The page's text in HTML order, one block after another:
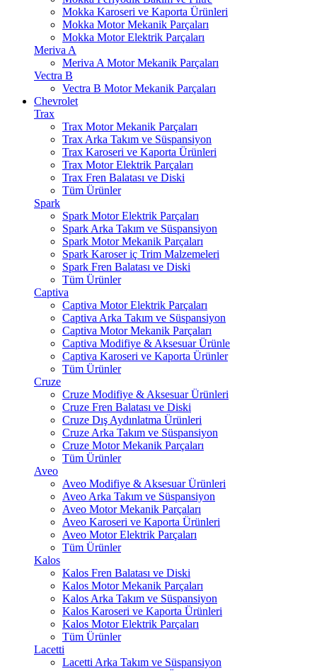
Mokka Karoseri ve Kaporta Ürünleri
Mokka Motor Mekanik Parçaları
Mokka Motor Elektrik Parçaları
Meriva A
Meriva A Motor Mekanik Parçaları
Vectra B
Vectra B Motor Mekanik Parçaları
Chevrolet
Trax
Trax Motor Mekanik Parçaları
Trax Arka Takım ve Süspansiyon
Trax Karoseri ve Kaporta Ürünleri
Trax Motor Elektrik Parçaları
Trax Fren Balatası ve Diski
Tüm Ürünler
Spark
Spark Motor Elektrik Parçaları
Spark Arka Takım ve Süspansiyon
Spark Motor Mekanik Parçaları
Spark Karoser iç Trim Malzemeleri
Spark Fren Balatası ve Diski
Tüm Ürünler
Captiva
Captiva Motor Elektrik Parçaları
Captiva Arka Takım ve Süspansiyon
Captiva Motor Mekanik Parçaları
Captiva Modifiye & Aksesuar Ürünle
Captiva Karoseri ve Kaporta Ürünler
Tüm Ürünler
Cruze
Cruze Modifiye & Aksesuar Ürünleri
Cruze Fren Balatası ve Diski
Cruze Dış Aydınlatma Ürünleri
Cruze Arka Takım ve Süspansiyon
Cruze Motor Mekanik Parçaları
Tüm Ürünler
Aveo
Aveo Modifiye & Aksesuar Ürünleri
Aveo Arka Takım ve Süspansiyon
Aveo Motor Mekanik Parçaları
Aveo Karoseri ve Kaporta Ürünleri
Aveo Motor Elektrik Parçaları
Tüm Ürünler
Kalos
Kalos Fren Balatası ve Diski
Kalos Motor Mekanik Parçaları
Kalos Arka Takım ve Süspansiyon
Kalos Karoseri ve Kaporta Ürünleri
Kalos Motor Elektrik Parçaları
Tüm Ürünler
Lacetti
Lacetti Arka Takım ve Süspansiyon